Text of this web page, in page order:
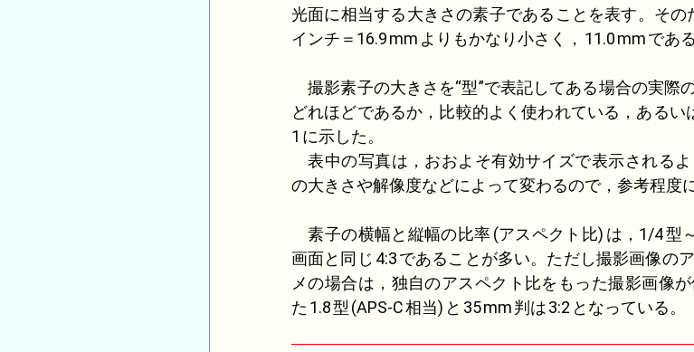
光面に相当する大きさの素子であることを表す。その
インチ＝ 16.9mm よりもかなり小さく， 11.0mmである
撮影素子の大きさを“型”で表記してある場合の実際
どれほどであるか，比較的よく使われている，ある
1 に示した。
表中の写真は，おおよそ有効サイズで表示される
の大きさや解像度などによって変わるので，参考程度
素子の横幅と縦幅の比率(アスペクト比) は， 1/4型～
画面と同じ 4:3であることが多い。ただし撮影画像の
メの場合は，独自のアスペクト比をもった撮影画像
た 1.8型 (APS-C相当) と 35mm判は3:2 となっている。